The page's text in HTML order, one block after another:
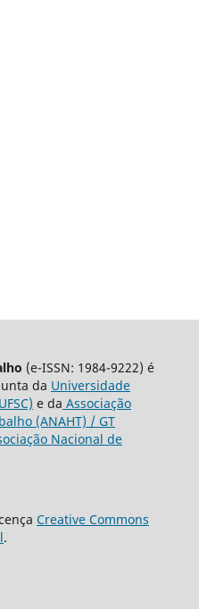
(e-ISSN: 1984-9222) é
da Universidade
e da Associação
(ANAHT) / GT
Nacional de
Creative Commons
.